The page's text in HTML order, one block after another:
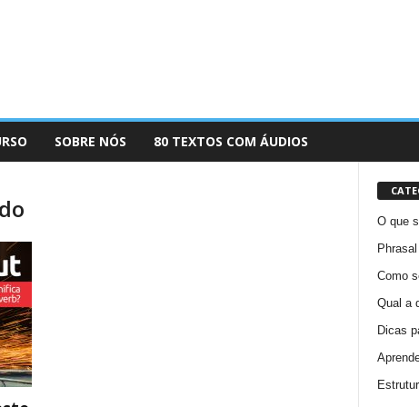
SOBRE NÓS 80 TEXTOS COM ÁUDIOS
O que
Como
Qual a
Dicas